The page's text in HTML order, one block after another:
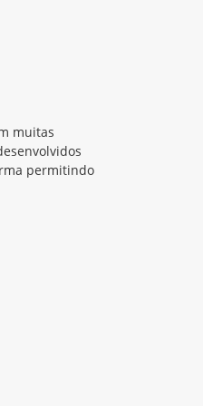
muitas
permitindo